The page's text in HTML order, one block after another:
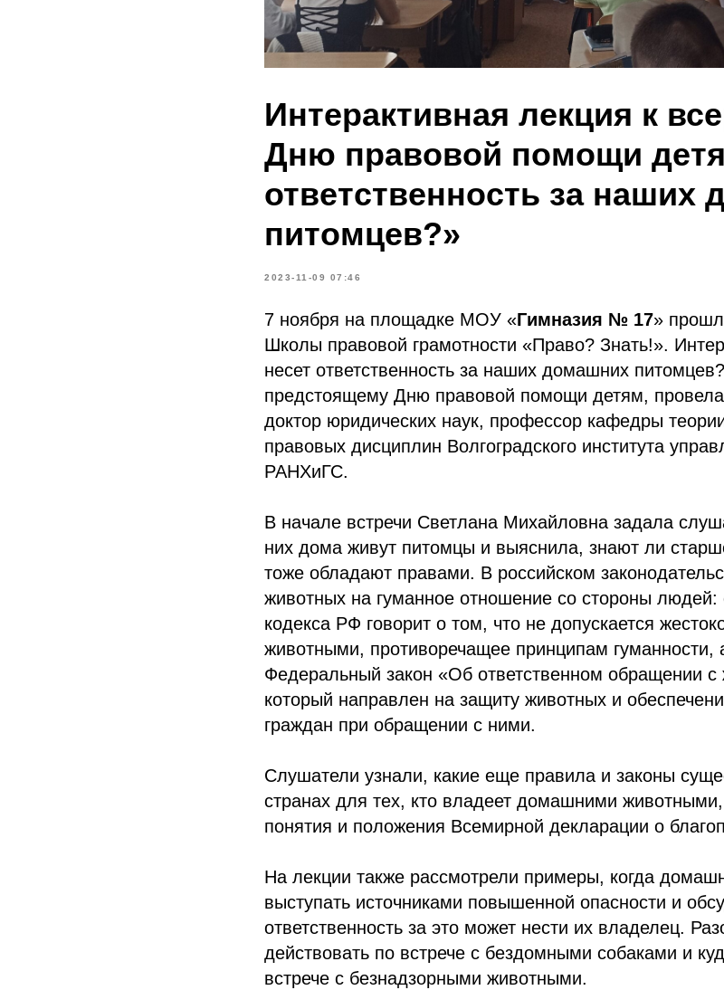
Интерактивная лекция к
Дню правовой помощи
ответственность за наших
питомцев?»
2023-11-09 07:46
7 ноября на площадке МОУ «Гимназия № 17»
Школы правовой грамотности «Право? Знать!».
несет ответственность за наших домашних
предстоящему Дню правовой помощи детям, провела
доктор юридических наук, профессор кафедры
правовых дисциплин Волгоградского института
РАНХиГС.
В начале встречи Светлана Михайловна задала
них дома живут питомцы и выяснила, знают ли
тоже обладают правами. В российском
животных на гуманное отношение со стороны людей:
кодекса РФ говорит о том, что не допускается
животными, противоречащее принципам гуманности,
Федеральный закон «Об ответственном обращении
который направлен на защиту животных и
граждан при обращении с ними.
Слушатели узнали, какие еще правила и законы
странах для тех, кто владеет домашними
понятия и положения Всемирной декларации о
На лекции также рассмотрели примеры, когда
выступать источниками повышенной опасности и
ответственность за это может нести их владелец.
действовать по встрече с бездомными собаками и
встрече с безнадзорными животными.